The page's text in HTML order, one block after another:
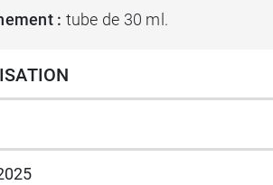
: tube de 30 ml.
associé utiliser